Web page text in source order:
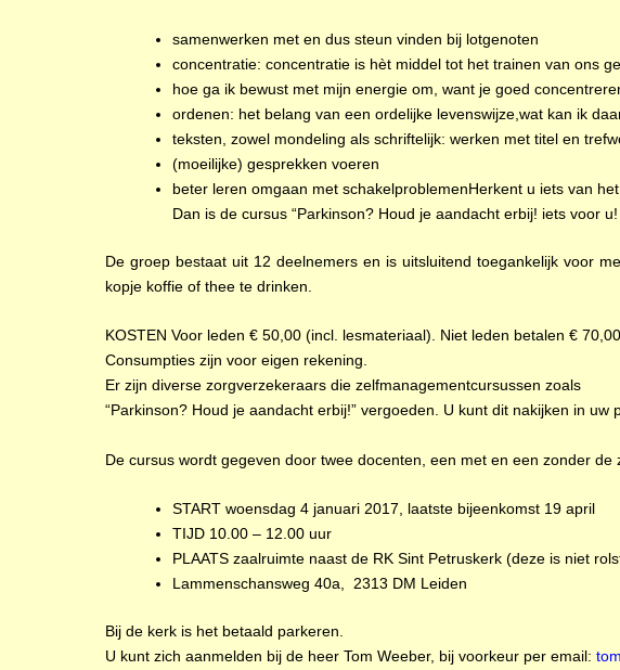
samenwerken met en dus steun vinden bij lotgenoten
concentratie: concentratie is hèt middel tot het trainen van ons
hoe ga ik bewust met mijn energie om, want je goed
ordenen: het belang van een ordelijke levenswijze,wat kan ik
teksten, zowel mondeling als schriftelijk: werken met titel en
(moeilijke) gesprekken voeren
beter leren omgaan met schakelproblemenHerkent u iets van
Dan is de cursus “Parkinson? Houd je aandacht erbij! iets voor u!
De groep bestaat uit 12 deelnemers en is uitsluitend toegankelijk voor
kopje koffie of thee te drinken.
KOSTEN Voor leden € 50,00 (incl. lesmateriaal). Niet leden betalen € 70,00.
Consumpties zijn voor eigen rekening.
Er zijn diverse zorgverzekeraars die zelfmanagementcursussen zoals
“Parkinson? Houd je aandacht erbij!” vergoeden. U kunt dit nakijken in uw
De cursus wordt gegeven door twee docenten, een met en een zonder
START woensdag 4 januari 2017, laatste bijeenkomst 19 april
TIJD 10.00 – 12.00 uur
PLAATS zaalruimte naast de RK Sint Petruskerk (deze is niet
Lammenschansweg 40a, 2313 DM Leiden
Bij de kerk is het betaald parkeren.
U kunt zich aanmelden bij de heer Tom Weeber, bij voorkeur per email: